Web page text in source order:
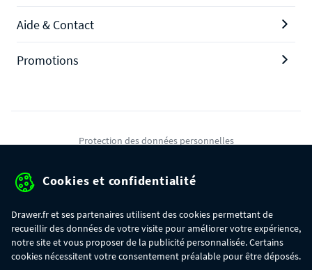
Aide & Contact
Promotions
Protection des données personnelles
Gérer mes cookies
Cookies et confidentialité
Drawer.fr et ses partenaires utilisent des cookies permettant de
recueillir des données de votre visite pour améliorer votre expérience,
notre site et vous proposer de la publicité personnalisée. Certains
cookies nécessitent votre consentement préalable pour être déposés.